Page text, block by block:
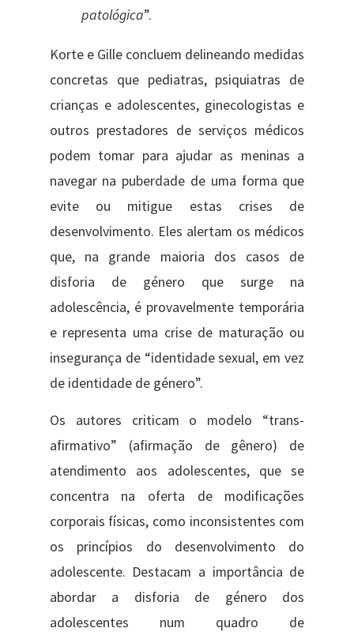
patológica”.
Korte e Gille concluem delineando medidas
concretas que pediatras, psiquiatras de
crianças e adolescentes, ginecologistas e
outros prestadores de serviços médicos
podem tomar para ajudar as meninas a
navegar na puberdade de uma forma que
evite ou mitigue estas crises de
desenvolvimento. Eles alertam os médicos
que, na grande maioria dos casos de
disforia de género que surge na
adolescência, é provavelmente temporária
e representa uma crise de maturação ou
insegurança de “identidade sexual, em vez
de identidade de género”.
Os autores criticam o modelo “trans-
afirmativo” (afirmação de gênero) de
atendimento aos adolescentes, que se
concentra na oferta de modificações
corporais físicas, como inconsistentes com
os princípios do desenvolvimento do
adolescente. Destacam a importância de
abordar a disforia de género dos
adolescentes num quadro de